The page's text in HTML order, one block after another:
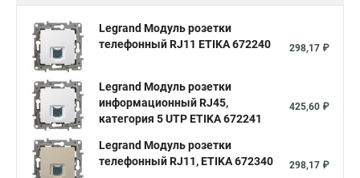
Legrand Модуль розетки
телефонный RJ11 ETIKA 672240
298,17 ₽
Legrand Модуль розетки
информационный RJ45,
категория 5 UTP ETIKA 672241
425,60 ₽
Legrand Модуль розетки
телефонный RJ11, ETIKA 672340
298,17 ₽